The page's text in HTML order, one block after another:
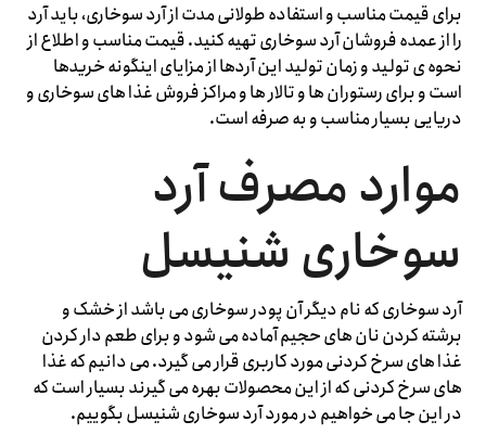
برای قیمت مناسب و استفاده طولانی مدت از آرد سوخاری، باید آرد
را از عمده فروشان آرد سوخاری تهیه کنید. قیمت مناسب و اطلاع از
نحوه ی تولید و زمان تولید این آردها از مزایای اینگونه خریدها
است و برای رستوران ها و تالار ها و مراکز فروش غذا های سوخاری و
دریایی بسیار مناسب و به صرفه است.
موارد مصرف آرد
سوخاری شنیسل
آرد سوخاری که نام دیگر آن پودر سوخاری می باشد از خشک و
برشته کردن نان های حجیم آماده می شود و برای طعم دار کردن
غذا های سرخ کردنی مورد کاربری قرار می گیرد. می دانیم که غذا
های سرخ کردنی که از این محصولات بهره می گیرند بسیار است که
در این جا می خواهیم در مورد آرد سوخاری شنیسل بگوییم.